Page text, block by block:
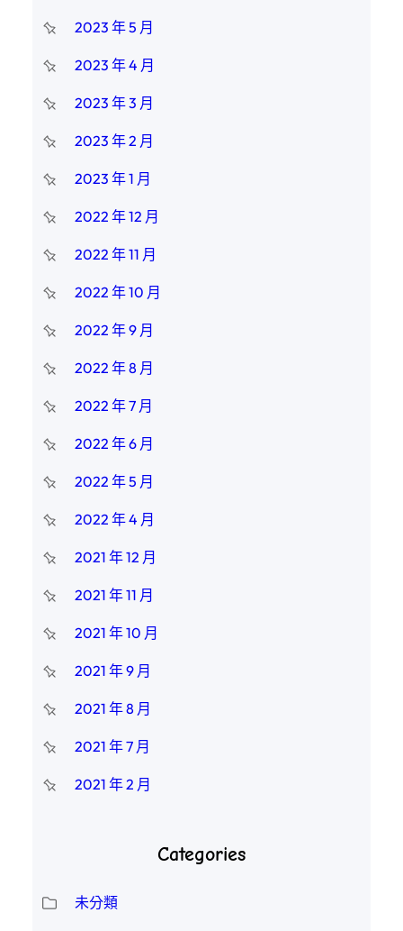
2023 年 5 月
2023 年 4 月
2023 年 3 月
2023 年 2 月
2023 年 1 月
2022 年 12 月
2022 年 11 月
2022 年 10 月
2022 年 9 月
2022 年 8 月
2022 年 7 月
2022 年 6 月
2022 年 5 月
2022 年 4 月
2021 年 12 月
2021 年 11 月
2021 年 10 月
2021 年 9 月
2021 年 8 月
2021 年 7 月
2021 年 2 月
Categories
未分類